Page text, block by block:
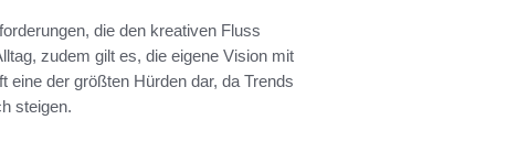
die den kreativen Fluss
zudem gilt es, die eigene Vision mit
eine der größten Hürden dar, da Trends
steigen.